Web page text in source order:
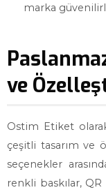
marka
ve
Ostim Etiket
çeşitli tasarım ve
seçenekler
renkli baskılar,